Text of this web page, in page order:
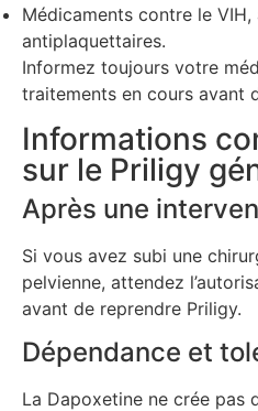
Médicaments contre le
antiplaquettaires.
Informez toujours votre
traitements en cours avant
Informations
sur le Priligy
Après une
Si vous avez subi une
pelvienne, attendez
avant de reprendre Priligy.
Dépendance et
La Dapoxetine ne crée pas